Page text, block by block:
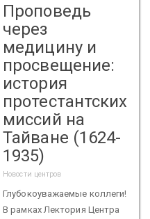
Проповедь
через
медицину и
просвещение:
история
протестантских
миссий на
Тайване (1624-
1935)
Новости центров
Глубокоуважаемые коллеги!
В рамках Лектория Центра